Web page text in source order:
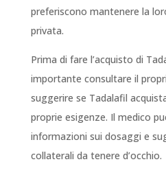
preferiscono mantenere la
privata.
Prima di fare l’acquisto di
importante consultare il
suggerire se Tadalafil
proprie esigenze. Il medico
informazioni sui dosaggi e
collaterali da tenere d’occhio.